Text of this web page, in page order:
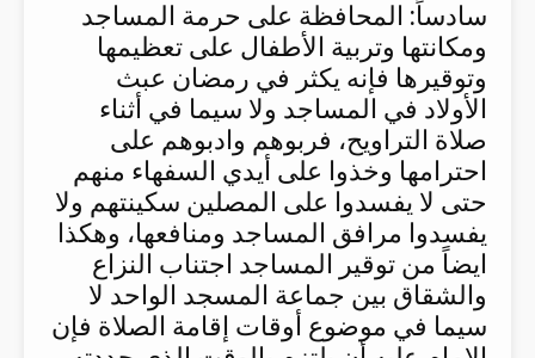
سادساً: المحافظة على حرمة المساجد
ومكانتها وتربية الأطفال على تعظيمها
وتوقيرها فإنه يكثر في رمضان عبث
الأولاد في المساجد ولا سيما في أثناء
صلاة التراويح، فربوهم وادبوهم على
احترامها وخذوا على أيدي السفهاء منهم
حتى لا يفسدوا على المصلين سكينتهم ولا
يفسدوا مرافق المساجد ومنافعها، وهكذا
ايضاً من توقير المساجد اجتناب النزاع
والشقاق بين جماعة المسجد الواحد لا
سيما في موضوع أوقات إقامة الصلاة فإن